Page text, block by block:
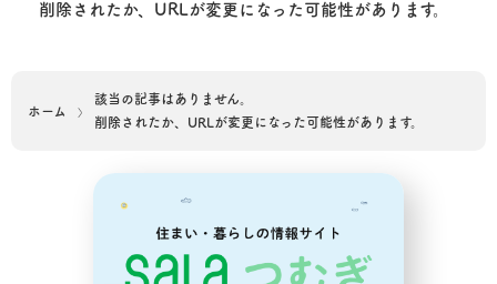
削除されたか、URLが変更になった可能性があります。
ホーム
該当の記事はありません。
削除されたか、URLが変更になった可能性があります。